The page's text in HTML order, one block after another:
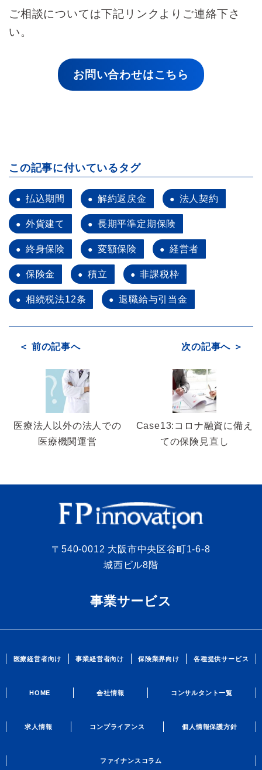
ご相談については下記リンクよりご連絡下さ
い。
お問い合わせはこちら
この記事に付いているタグ
払込期間 解約返戻金 法人契約
外貨建て 長期平準定期保険
終身保険 変額保険 経営者
保険金 積立 非課税枠
相続税法12条 退職給与引当金
＜ 前の記事へ 次の記事へ ＞
医療法人以外の法人での
医療機関運営
Case13:コロナ融資に備え
ての保険見直し
〒540-0012 大阪市中央区谷町1-6-8
城西ビル8階
事業サービス
医療経営者向け 事業経営者向け 保険業界向け 各種提供サービス
HOME 会社情報 コンサルタント一覧
求人情報 コンプライアンス 個人情報保護方針
ファイナンスコラム